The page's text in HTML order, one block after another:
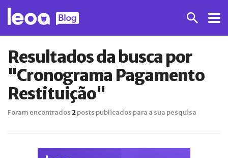
Resultados da busca por
"Cronograma Pagamento
Restituição"
Foram encontrados2posts publicados para a sua pesquisa